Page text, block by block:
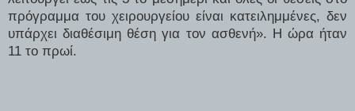
πρόγραμμα του χειρουργείου είναι κατειλημμένες, δεν
υπάρχει διαθέσιμη θέση για τον ασθενή». Η ώρα ήταν
11 το πρωί.